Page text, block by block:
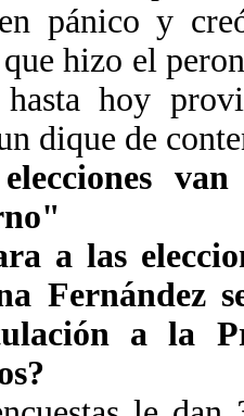
pánico y
hizo el
hasta hoy
dique de
a las
Fernández
a la